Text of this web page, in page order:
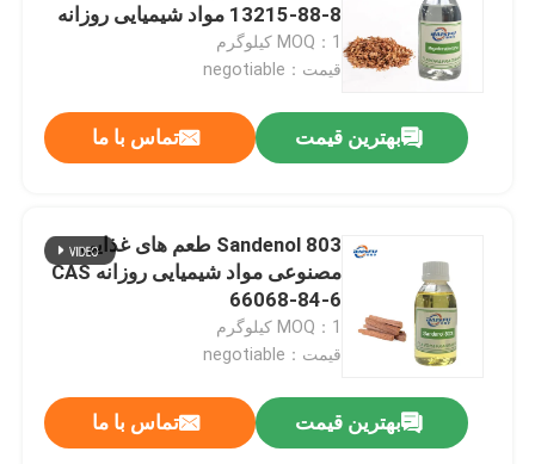
13215-88-8 مواد شیمیایی روزانه
MOQ：1 کیلوگرم
قیمت：negotiable
بهترین قیمت تماس با ما
Sandenol 803 طعم های غذایی
مصنوعی مواد شیمیایی روزانه CAS
66068-84-6
MOQ：1 کیلوگرم
قیمت：negotiable
بهترین قیمت تماس با ما